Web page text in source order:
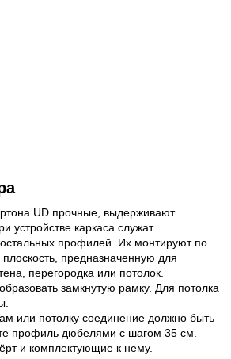
UD прочные, выдерживают
устройстве каркаса служат
профилей. Их монтируют по
предназначенную для
перегородка или потолок.
замкнутую рамку. Для потолка
или потолку соединение должно быть
профиль дюбелями с шагом 35 см.
и комплектующие к нему.